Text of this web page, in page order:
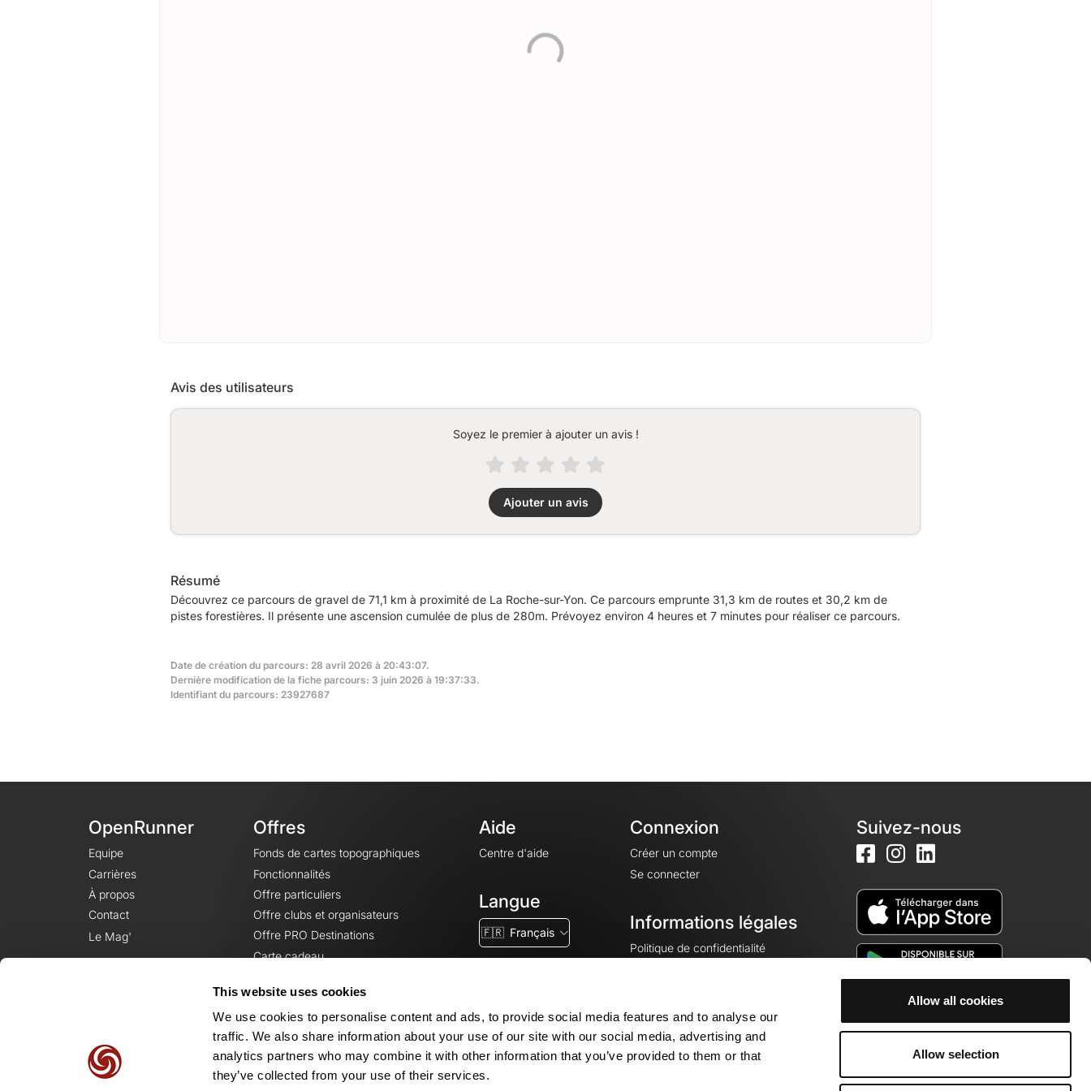
This website uses cookies
We use cookies to personalise content and ads, to provide social media features and to analyse our
traffic. We also share information about your use of our site with our social media, advertising and
analytics partners who may combine it with other information that you’ve provided to them or that
they’ve collected from your use of their services.
Allow all cookies
Allow selection
Avis des utilisateurs
Soyez le premier à ajouter un avis !
Ajouter un avis
Résumé
Découvrez ce parcours de gravel de 71,1 km à proximité de La Roche-sur-Yon. Ce parcours emprunte 31,3 km de routes et 30,2 km de
pistes forestières. Il présente une ascension cumulée de plus de 280m. Prévoyez environ 4 heures et 7 minutes pour réaliser ce parcours.
Date de création du parcours: 28 avril 2026 à 20:43:07.
Dernière modification de la fiche parcours: 3 juin 2026 à 19:37:33.
Identifiant du parcours: 23927687
OpenRunner
Equipe
Carrières
À propos
Contact
Le Mag'
Offres
Fonds de cartes topographiques
Fonctionnalités
Offre particuliers
Offre clubs et organisateurs
Offre PRO Destinations
Carte cadeau
Aide
Centre d'aide
Langue
🇫🇷 Français
Connexion
Créer un compte
Se connecter
Informations légales
Politique de confidentialité
Mentions légales
Paramètres des cookies
Suivez-nous